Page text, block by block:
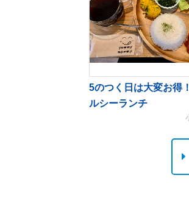
5のつく日は大変お得
ルシーランチ